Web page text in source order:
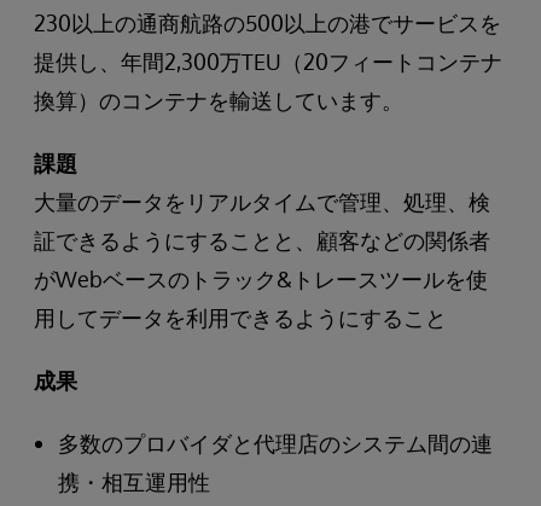
230以上の通商航路の500以上の港でサービスを
提供し、年間2,300万TEU（20フィートコンテナ
換算）のコンテナを輸送しています。
課題
大量のデータをリアルタイムで管理、処理、検
証できるようにすることと、顧客などの関係者
がWebベースのトラック&トレースツールを使
用してデータを利用できるようにすること
成果
多数のプロバイダと代理店のシステム間の連
携・相互運用性